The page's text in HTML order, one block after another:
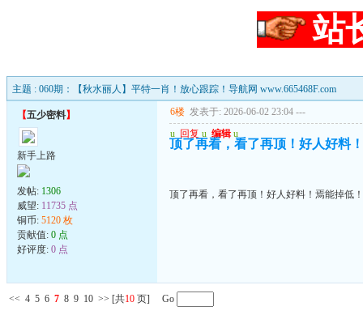
站
主题 : 060期：【秋水丽人】平特一肖！放心跟踪！导航网 www.665468F.com
【五少密料】
新手上路
发帖: 1306
威望: 11735 点
铜币: 5120 枚
贡献值: 0 点
好评度: 0 点
6楼 发表于: 2026-06-02 23:04 ---
u 回复 u 编辑 u
顶了再看，看了再顶！好人好料
顶了再看，看了再顶！好人好料！焉能掉低！
<< 4 5 6 7 8 9 10 >> [共10 页] Go